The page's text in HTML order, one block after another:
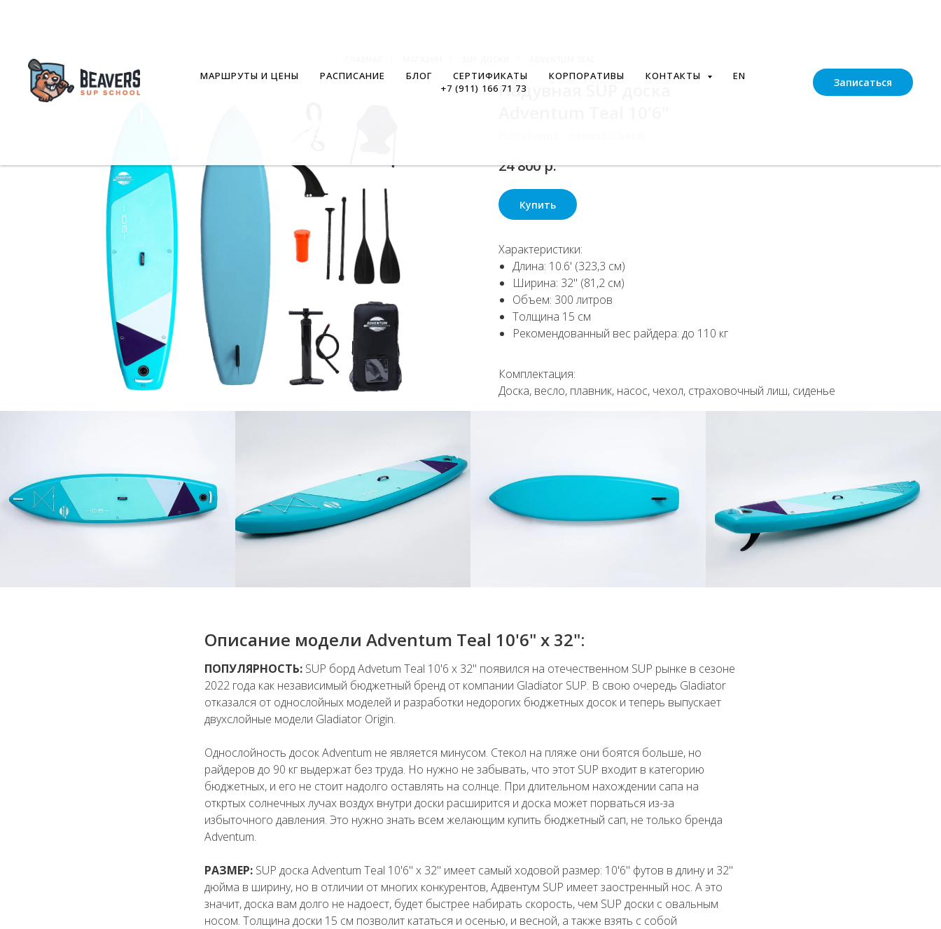
МАРШРУТЫ И ЦЕНЫ РАСПИСАНИЕ БЛОГ СЕРТИФИКАТЫ КОРПОРАТИВЫ КОНТАКТЫ
EN
+7 (911) 166 71 73
Записаться
Надувная SUP доска
24 800р.
Купить
Характеристики:
Длина: 10.6' (323,3 см)
Ширина: 32" (81,2 см)
Объем: 300 литров
Толщина 15 см
Рекомендованный вес райдера: до 110 кг
Комплектация:
Доска, весло, плавник, насос, чехол, страховочный лиш, сиденье
Описание модели Adventum Teal 10'6" x 32":
ПОПУЛЯРНОСТЬ: SUP борд Advetum Teal 10'6 x 32" появился на отечественном SUP рынке в сезоне
2022 года как независимый бюджетный бренд от компании Gladiator SUP. В свою очередь Gladiator
отказался от однослойных моделей и разработки недорогих бюджетных досок и теперь выпускает
двухслойные модели Gladiator Origin.
Однослойность досок Adventum не является минусом. Стекол на пляже они боятся больше, но
райдеров до 90 кг выдержат без труда. Но нужно не забывать, что этот SUP входит в категорию
бюджетных, и его не стоит надолго оставлять на солнце. При длительном нахождении сапа на
откртых солнечных лучах воздух внутри доски расширится и доска может порваться из-за
избыточного давления. Это нужно знать всем желающим купить бюджетный сап, не только бренда
Adventum.
РАЗМЕР: SUP доска Adventum Teal 10'6" x 32" имеет самый ходовой размер: 10'6" футов в длину и 32"
дюйма в ширину, но в отличии от многих конкурентов, Адвентум SUP имеет заостренный нос. А это
значит, доска вам долго не надоест, будет быстрее набирать скорость, чем SUP доски с овальным
носом. Толщина доски 15 см позволит кататься и осенью, и весной, а также взять с собой